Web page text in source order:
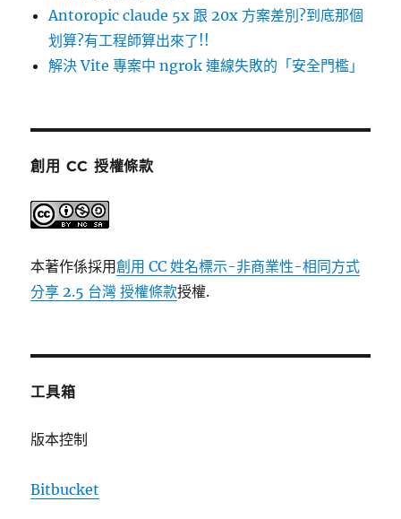
Antoropic claude 5x 跟 20x 方案差別?到底那個
划算?有工程師算出來了!!
解決 Vite 專案中 ngrok 連線失敗的「安全門檻」
創用 CC 授權條款
本著作係採用創用 CC 姓名標示-非商業性-相同方式
分享 2.5 台灣 授權條款授權.
工具箱
版本控制
Bitbucket